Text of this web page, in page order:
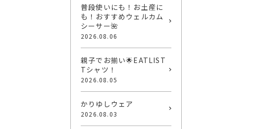
普段使いにも！お土産に
も！おすすめウェルカム
シーサー🌺
2026.08.06
親子でお揃い🌟EATLIST
Tシャツ！
2026.08.05
かりゆしウェア
2026.08.03